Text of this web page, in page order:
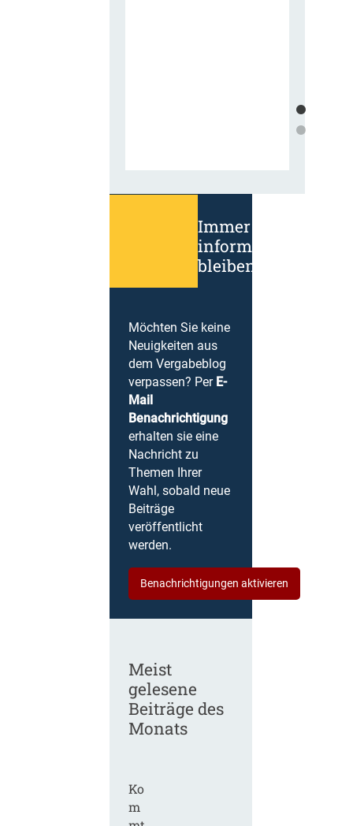
Immer
informiert
bleiben!
Möchten Sie keine
Neuigkeiten aus
dem Vergabeblog
verpassen? Per E-
Mail
Benachrichtigung
erhalten sie eine
Nachricht zu
Themen Ihrer
Wahl, sobald neue
Beiträge
veröffentlicht
werden.
Benachrichtigungen aktivieren
Meist
gelesene
Beiträge des
Monats
Ko
m